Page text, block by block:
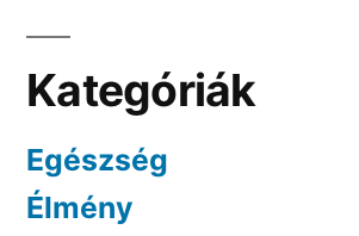
Kategóriák
Egészség
Élmény